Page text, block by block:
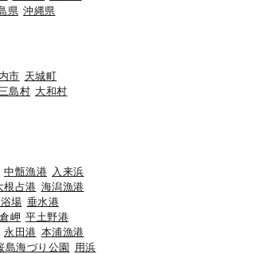
県 沖縄県
市 天城町
三島村 大和村
中甑漁港 入来浜
根占港 海潟漁港
場 垂水港
岬 平土野港
永田港 本浦漁港
島海づり公園
用浜